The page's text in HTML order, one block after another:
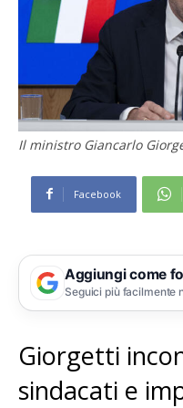
Il ministro Giancarlo
Facebook
Aggiungi come
Seguici più facilmente
Giorgetti
sindacati e